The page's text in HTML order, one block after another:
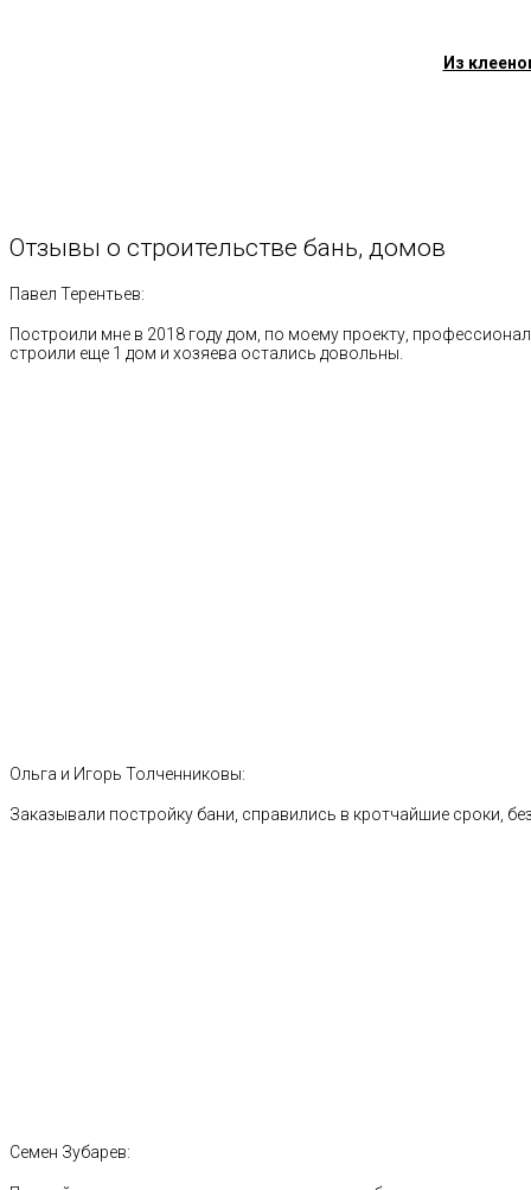
Из
Отзывы о строительстве бань, домов
Павел Терентьев:
Построили мне в 2018 году дом, по моему проекту,
строили еще 1 дом и хозяева остались довольны.
Ольга и Игорь Толченниковы:
Заказывали постройку бани, справились в кротчайшие сроки,
Семен Зубарев: